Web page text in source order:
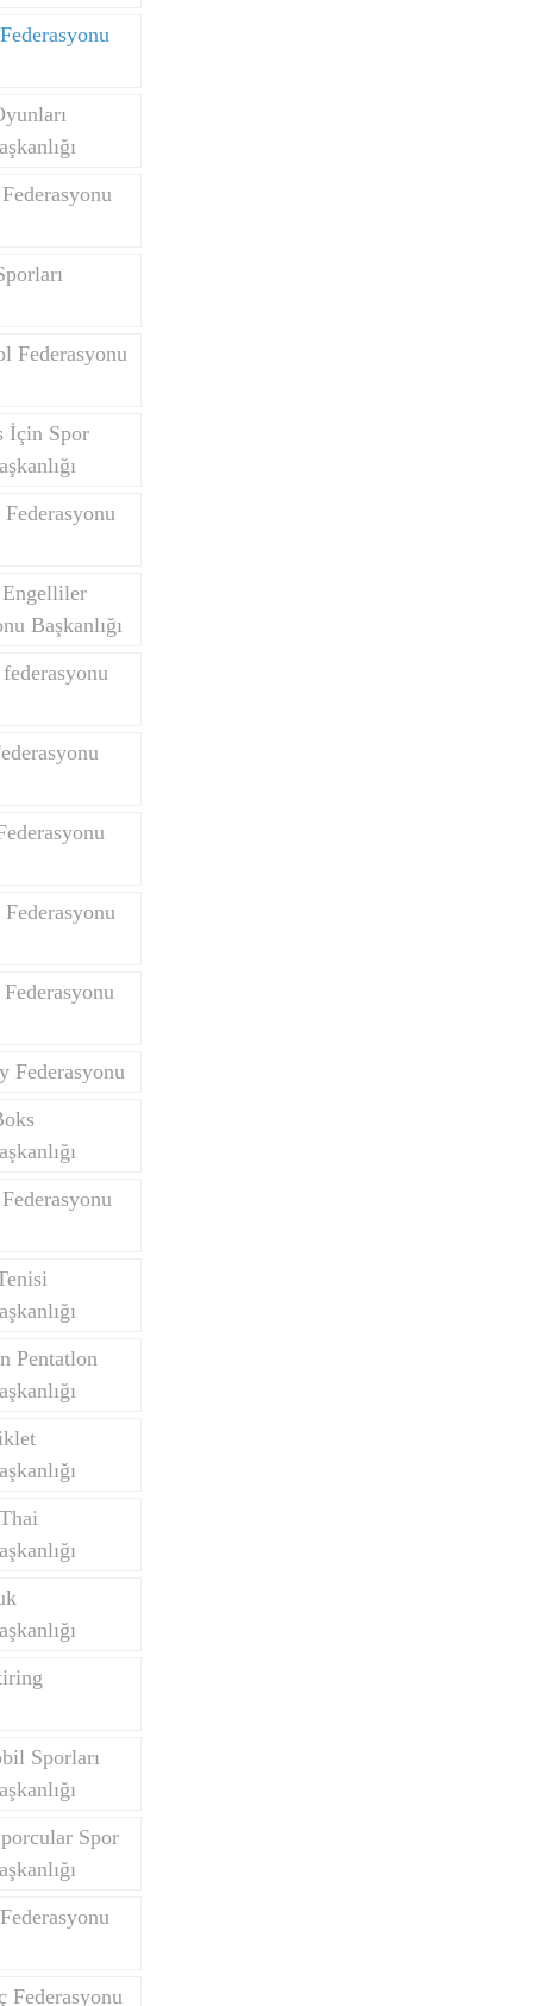
Federasyonu
İçin Spor
Başkanlığı
Federasyonu
Pentatlon
Sporları
Spor
Federasyonu